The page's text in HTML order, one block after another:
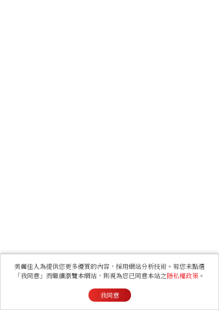
美麗佳人為提供您更多優質的內容，採用網站分析技術。若您未點選
「我同意」而繼續瀏覽本網站，則視為您已同意本站之隱私權政策 。
我同意